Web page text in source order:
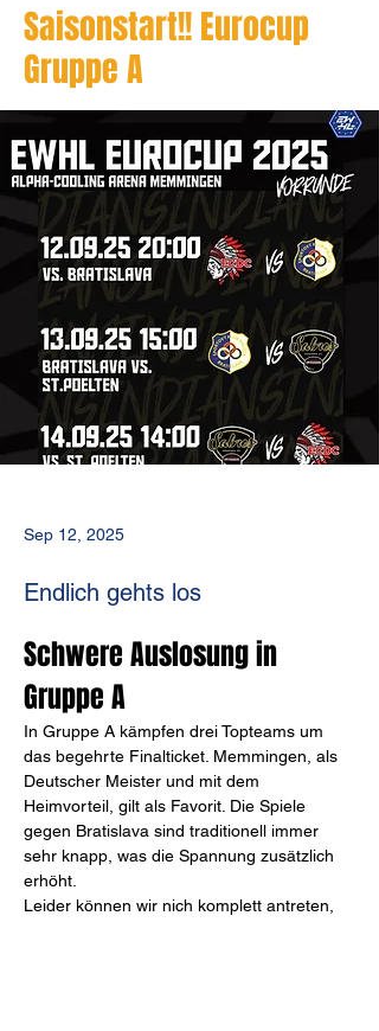
Saisonstart!! Eurocup
Gruppe A
Sep 12, 2025
Endlich gehts los
Schwere Auslosung in
Gruppe A
In Gruppe A kämpfen drei Topteams um
das begehrte Finalticket. Memmingen, als
Deutscher Meister und mit dem
Heimvorteil, gilt als Favorit. Die Spiele
gegen Bratislava sind traditionell immer
sehr knapp, was die Spannung zusätzlich
erhöht.
Leider können wir nich komplett antreten,